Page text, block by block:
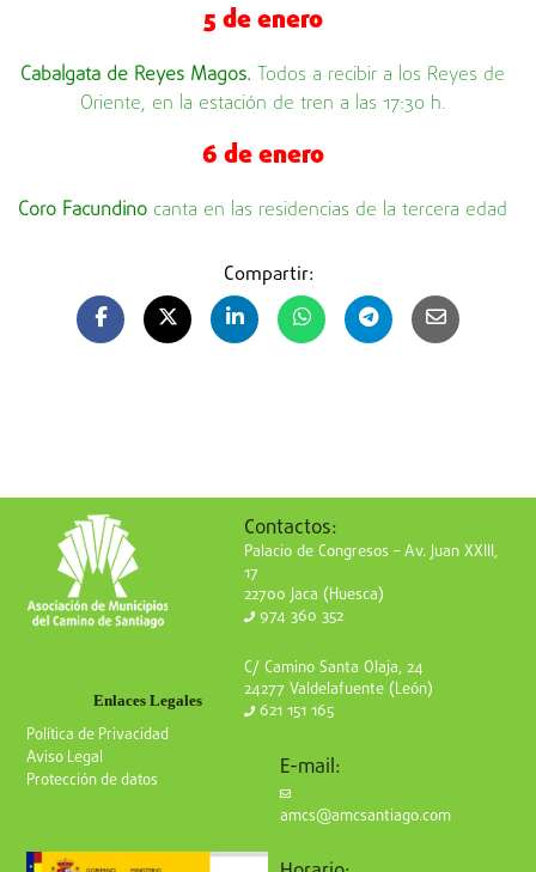
5 de enero
Cabalgata de Reyes Magos.Todos a recibir a los Reyes de
Oriente, en la estación de tren a las 17:30 h.
6 de enero
Coro Facundino canta en las residencias de la tercera edad
Compartir:
Enlaces Legales
Política de Privacidad
Aviso Legal
Protección de datos
Contactos:
Palacio de Congresos – Av. Juan XXIII,
17
22700 Jaca (Huesca)
974 360 352
C/ Camino Santa Olaja, 24
24277 Valdelafuente (León)
621 151 165
E-mail:
amcs@amcsantiago.com